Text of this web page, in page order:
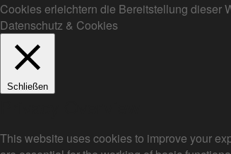
Cookies erleichtern die Bereitstellung dieser
Datenschutz & Cookies
Schließen
This website uses cookies to improve your